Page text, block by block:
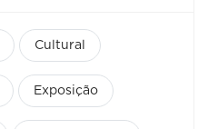
Cultural
Exposição